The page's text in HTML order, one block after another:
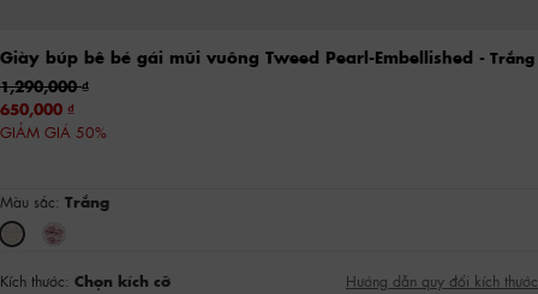
Giày búp bê bé gái mũi vuông Tweed Pearl-Embellished - Trắng
1,290,000
650,000
GIẢM GIÁ 50%
Màu sắc: Trắng
Kích thước: Chọn kích cỡ Hướng dẫn quy đổi kích thước